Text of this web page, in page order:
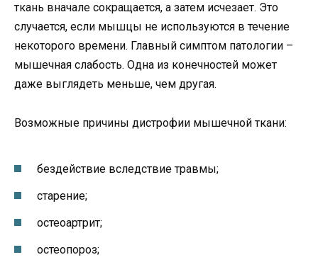
ткань вначале сокращается, а затем исчезает. Это
случается, если мышцы не используются в течение
некоторого времени. Главный симптом патологии –
мышечная слабость. Одна из конечностей может
даже выглядеть меньше, чем другая.
Возможные причины дистрофии мышечной ткани:
бездействие вследствие травмы;
старение;
остеоартрит;
остеопороз;